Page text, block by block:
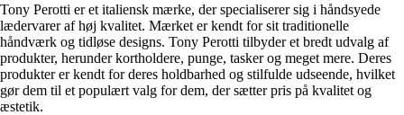
Tony Perotti er et italiensk mærke, der specialiserer sig i håndsyede
lædervarer af høj kvalitet. Mærket er kendt for sit traditionelle
håndværk og tidløse designs. Tony Perotti tilbyder et bredt udvalg af
produkter, herunder kortholdere, punge, tasker og meget mere. Deres
produkter er kendt for deres holdbarhed og stilfulde udseende, hvilket
gør dem til et populært valg for dem, der sætter pris på kvalitet og
æstetik.